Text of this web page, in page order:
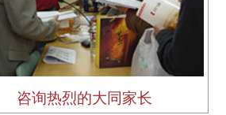
咨询热烈的大同家长